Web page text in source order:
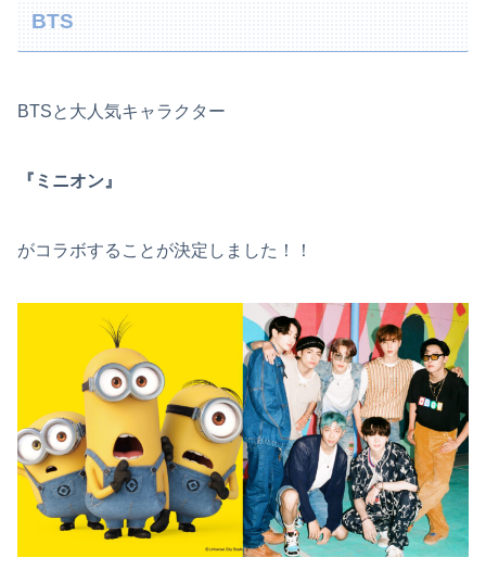
BTS
BTSと大人気キャラクター
『ミニオン』
がコラボすることが決定しました！！